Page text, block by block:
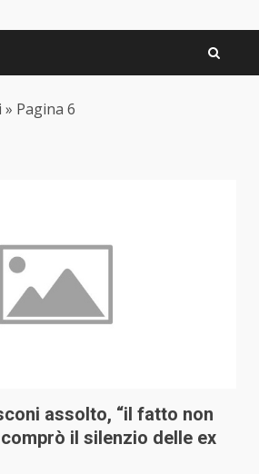
» Pagina 6
assolto, “il fatto non
il silenzio delle ex